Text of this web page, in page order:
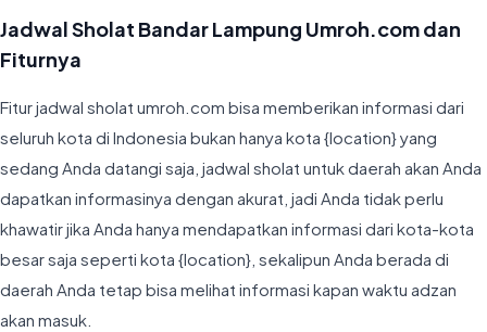
Jadwal Sholat Bandar Lampung Umroh.com dan
Fiturnya
Fitur jadwal sholat umroh.com bisa memberikan informasi dari
seluruh kota di Indonesia bukan hanya kota {location} yang
sedang Anda datangi saja, jadwal sholat untuk daerah akan Anda
dapatkan informasinya dengan akurat, jadi Anda tidak perlu
khawatir jika Anda hanya mendapatkan informasi dari kota-kota
besar saja seperti kota {location}, sekalipun Anda berada di
daerah Anda tetap bisa melihat informasi kapan waktu adzan
akan masuk.